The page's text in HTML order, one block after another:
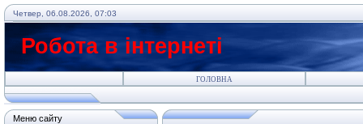
Четвер, 06.08.2026, 07:03
Робота в інтернеті
ГОЛОВНА
Меню сайту